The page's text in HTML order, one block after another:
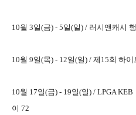
10월 3일(금) - 5일(일) / 러시앤캐시
10월 9일(목) - 12일(일) / 제15회 하이
10월 17일(금) - 19일(일) / LPGA KEB
이 72